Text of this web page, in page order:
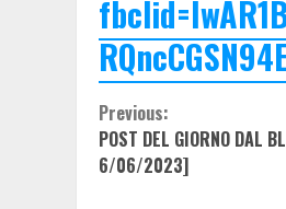
Continue
Reading
Previous:
POST DEL GIORNO DAL
6/06/2023]